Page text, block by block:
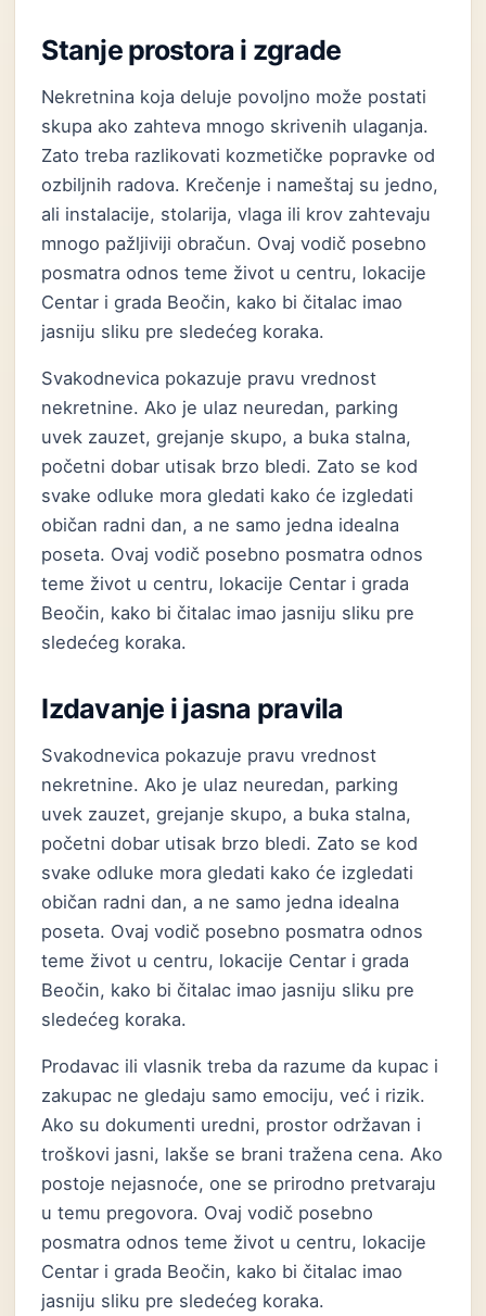
Stanje prostora i zgrade
Nekretnina koja deluje povoljno može postati
skupa ako zahteva mnogo skrivenih ulaganja.
Zato treba razlikovati kozmetičke popravke od
ozbiljnih radova. Krečenje i nameštaj su jedno,
ali instalacije, stolarija, vlaga ili krov zahtevaju
mnogo pažljiviji obračun. Ovaj vodič posebno
posmatra odnos teme život u centru, lokacije
Centar i grada Beočin, kako bi čitalac imao
jasniju sliku pre sledećeg koraka.
Svakodnevica pokazuje pravu vrednost
nekretnine. Ako je ulaz neuredan, parking
uvek zauzet, grejanje skupo, a buka stalna,
početni dobar utisak brzo bledi. Zato se kod
svake odluke mora gledati kako će izgledati
običan radni dan, a ne samo jedna idealna
poseta. Ovaj vodič posebno posmatra odnos
teme život u centru, lokacije Centar i grada
Beočin, kako bi čitalac imao jasniju sliku pre
sledećeg koraka.
Izdavanje i jasna pravila
Svakodnevica pokazuje pravu vrednost
nekretnine. Ako je ulaz neuredan, parking
uvek zauzet, grejanje skupo, a buka stalna,
početni dobar utisak brzo bledi. Zato se kod
svake odluke mora gledati kako će izgledati
običan radni dan, a ne samo jedna idealna
poseta. Ovaj vodič posebno posmatra odnos
teme život u centru, lokacije Centar i grada
Beočin, kako bi čitalac imao jasniju sliku pre
sledećeg koraka.
Prodavac ili vlasnik treba da razume da kupac i
zakupac ne gledaju samo emociju, već i rizik.
Ako su dokumenti uredni, prostor održavan i
troškovi jasni, lakše se brani tražena cena. Ako
postoje nejasnoće, one se prirodno pretvaraju
u temu pregovora. Ovaj vodič posebno
posmatra odnos teme život u centru, lokacije
Centar i grada Beočin, kako bi čitalac imao
jasniju sliku pre sledećeg koraka.